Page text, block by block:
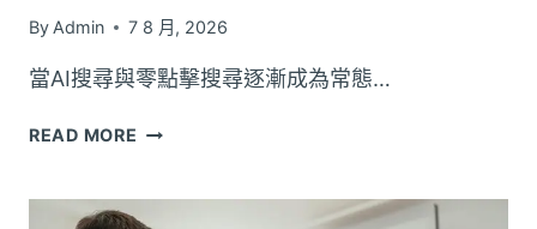
By Admin 7 8 月, 2026
當AI搜尋與零點擊搜尋逐漸成為常態…
READ MORE 在